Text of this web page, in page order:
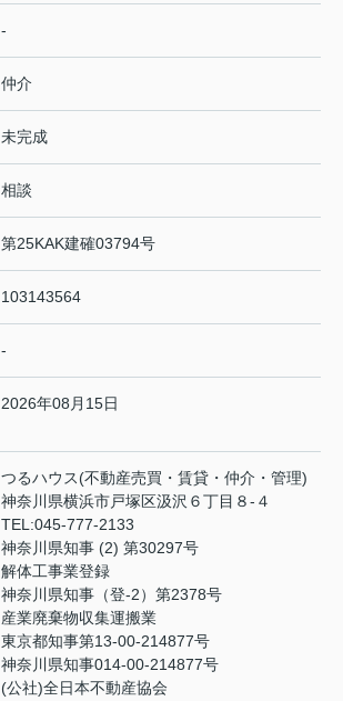
-
仲介
未完成
相談
第25KAK建確03794号
103143564
-
2026年08月15日
つるハウス(不動産売買・賃貸・仲介・管理)
神奈川県横浜市戸塚区汲沢６丁目８-４
TEL:045-777-2133
神奈川県知事 (2) 第30297号
解体工事業登録
神奈川県知事（登‐2）第2378号
産業廃棄物収集運搬業
東京都知事第13-00-214877号
神奈川県知事014-00-214877号
(公社)全日本不動産協会